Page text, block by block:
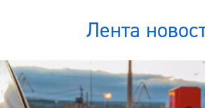
Лента